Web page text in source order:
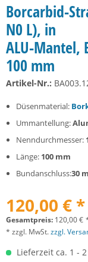
Borcarbid-
N0 L), in
ALU-Mantel,
100 mm
Artikel-Nr.:
Düsenmaterial:
Ummantellung:
Nenndurchmesser:
Länge: 100 mm
Bundanschluss:30
120,00 € *
Gesamtpreis: 120,00€
* zzgl. MwSt.zzgl.
Lieferzeit ca. 1 -